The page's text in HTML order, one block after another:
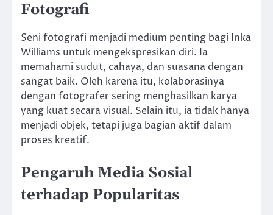
Fotografi
Seni fotografi menjadi medium penting bagi Inka
Williams untuk mengekspresikan diri. Ia
memahami sudut, cahaya, dan suasana dengan
sangat baik. Oleh karena itu, kolaborasinya
dengan fotografer sering menghasilkan karya
yang kuat secara visual. Selain itu, ia tidak hanya
menjadi objek, tetapi juga bagian aktif dalam
proses kreatif.
Pengaruh Media Sosial
terhadap Popularitas